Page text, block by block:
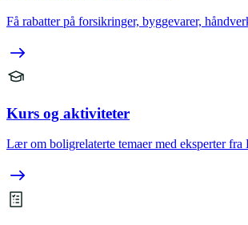
Få rabatter på forsikringer, byggevarer,
Kurs og aktiviteter
Lær om boligrelaterte temaer med eksperter fra